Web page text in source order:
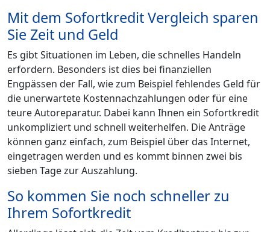
Mit dem Sofortkredit Vergleich sparen
Sie Zeit und Geld
Es gibt Situationen im Leben, die schnelles Handeln
erfordern. Besonders ist dies bei finanziellen
Engpässen der Fall, wie zum Beispiel fehlendes Geld für
die unerwartete Kostennachzahlungen oder für eine
teure Autoreparatur. Dabei kann Ihnen ein Sofortkredit
unkompliziert und schnell weiterhelfen. Die Anträge
können ganz einfach, zum Beispiel über das Internet,
eingetragen werden und es kommt binnen zwei bis
sieben Tage zur Auszahlung.
So kommen Sie noch schneller zu
Ihrem Sofortkredit